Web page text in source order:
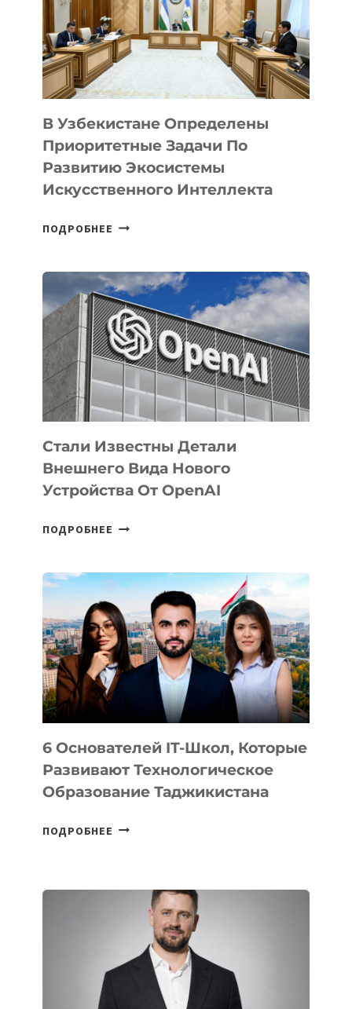
В Узбекистане Определены
Приоритетные Задачи По
Развитию Экосистемы
Искусственного Интеллекта
ПОДРОБНЕЕ В
ПРИОРИТЕТНЫЕ
ЗАДАЧИ
ПО
РАЗВИТИЮ
ЭКОСИСТЕМЫ
ИСКУССТВЕННОГО
ИНТЕЛЛЕКТА
Стали Известны Детали
Внешнего Вида Нового
Устройства От OpenAI
ПОДРОБНЕЕ СТАЛИ
ВНЕШНЕГО
ВИДА
НОВОГО
УСТРОЙСТВА
ОТ
OPENAI
6 Основателей IT-Школ, Которые
Развивают Технологическое
Образование Таджикистана
ПОДРОБНЕЕ
КОТОРЫЕ
РАЗВИВАЮТ
ТЕХНОЛОГИЧЕСКОЕ
ОБРАЗОВАНИЕ
ТАДЖИКИСТАНА